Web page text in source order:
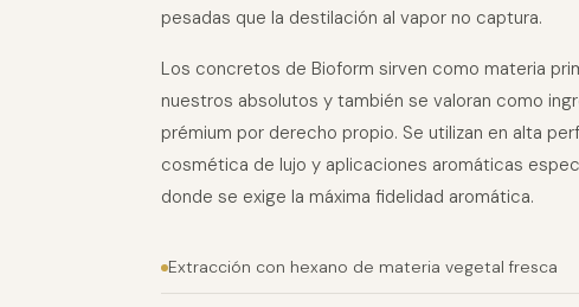
pesadas que la destilación al vapor no captura.
Los concretos de Bioform sirven como materia
nuestros absolutos y también se valoran como
prémium por derecho propio. Se utilizan en alta
cosmética de lujo y aplicaciones aromáticas
donde se exige la máxima fidelidad aromática.
Extracción con hexano de materia vegetal fresca